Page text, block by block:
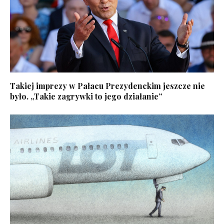
Takiej imprezy w Pałacu Prezydenckim jeszcze nie
było. „Takie zagrywki to jego działanie”